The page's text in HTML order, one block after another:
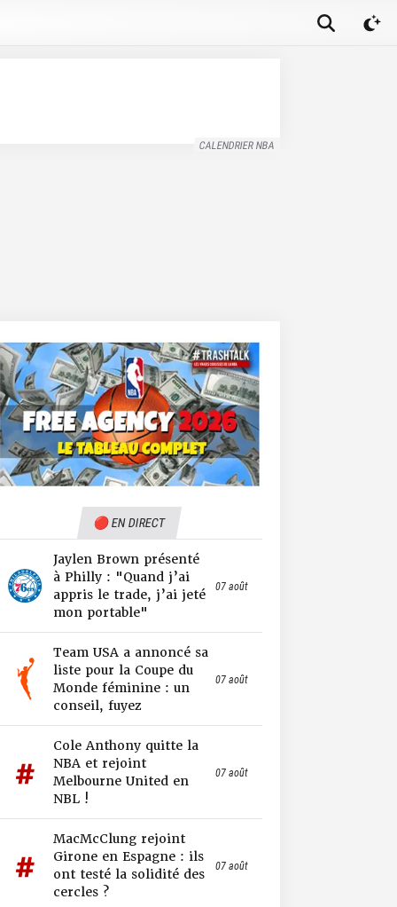
CALENDRIER NBA
🔴 EN DIRECT
Jaylen Brown présenté
à Philly : "Quand j’ai
appris le trade, j’ai jeté
mon portable"
07 août
Team USA a annoncé sa
liste pour la Coupe du
Monde féminine : un
conseil, fuyez
07 août
Cole Anthony quitte la
NBA et rejoint
Melbourne United en
NBL !
07 août
MacMcClung rejoint
Girone en Espagne : ils
ont testé la solidité des
cercles ?
07 août